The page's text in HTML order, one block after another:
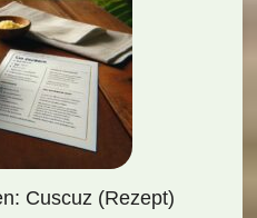
Cuscuz (Rezept)